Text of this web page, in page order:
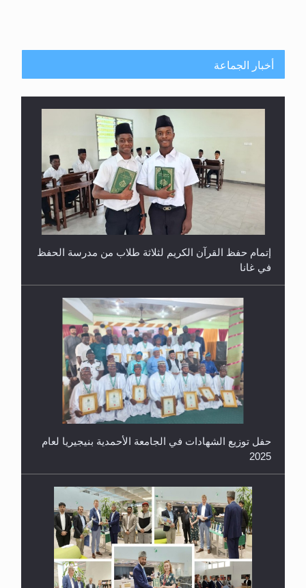
أخبار الجماعة
إتمام حفظ القرآن الكريم لثلاثة طلاب من مدرسة الحفظ
في غانا
حفل توزيع الشهادات في الجامعة الأحمدية بنيجيريا لعام
2025